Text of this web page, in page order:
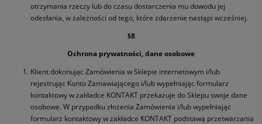
otrzymania rzeczy lub do czasu dostarczenia mu dowodu jej
odesłania, w zależności od tego, które zdarzenie nastąpi wcześniej.
§8
Ochrona prywatności, dane osobowe
Klient dokonując Zamówienia w Sklepie internetowym i/lub
rejestrując Konto Zamawiającego i/lub wypełniając formularz
kontaktowy w zakładce KONTAKT przekazuje do Sklepu swoje dane
osobowe. W przypadku złożenia Zamówienia i/lub wypełniając
formularz kontaktowy w zakładce KONTAKT podstawą przetwarzania